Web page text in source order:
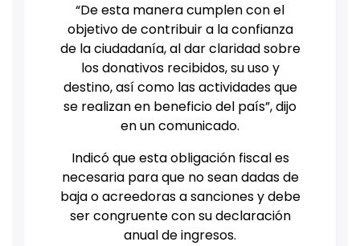
“De esta manera cumplen con el
objetivo de contribuir a la confianza
de la ciudadanía, al dar claridad sobre
los donativos recibidos, su uso y
destino, así como las actividades que
se realizan en beneficio del país”, dijo
en un comunicado.
Indicó que esta obligación fiscal es
necesaria para que no sean dadas de
baja o acreedoras a sanciones y debe
ser congruente con su declaración
anual de ingresos.